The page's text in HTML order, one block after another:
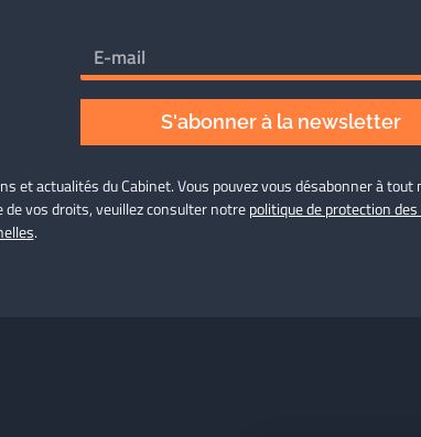
S'abonner à la newsletter
et actualités du Cabinet. Vous pouvez vous désabonner à tout
vos droits, veuillez consulter notrepolitique de protection
.